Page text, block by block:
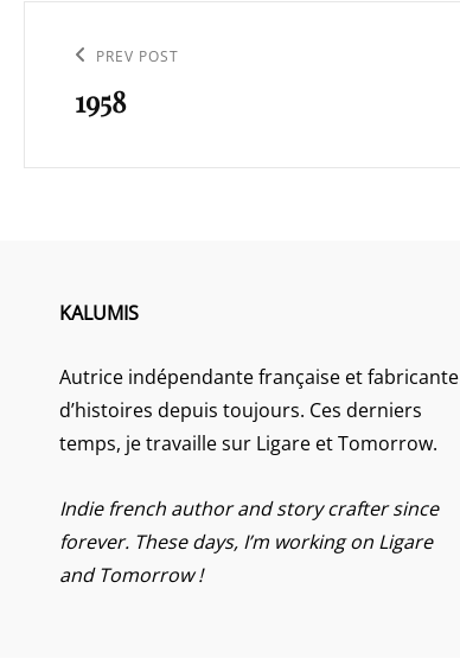
l’article
Previous
Post
PREV POST
1958
KALUMIS
Autrice indépendante française et fabricante
d’histoires depuis toujours. Ces derniers
temps, je travaille sur Ligare et Tomorrow.
Indie french author and story crafter since
forever. These days, I’m working on Ligare
and Tomorrow !